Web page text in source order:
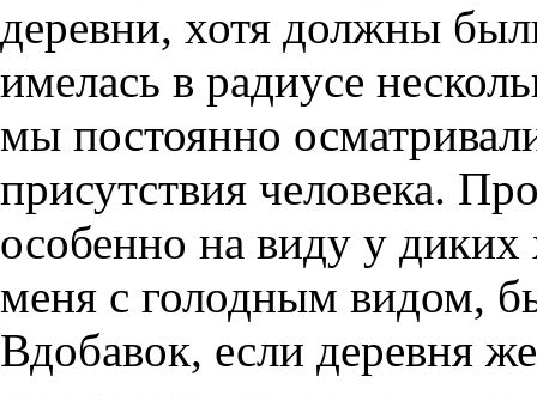
деревни, хотя должны
имелась в радиусе
мы постоянно
присутствия человека.
особенно на виду у
меня с голодным видом,
Вдобавок, если деревня